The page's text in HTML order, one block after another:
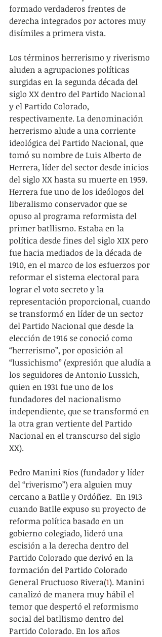
formado verdaderos frentes de
derecha integrados por actores muy
disímiles a primera vista.
Los términos herrerismo y riverismo
aluden a agrupaciones políticas
surgidas en la segunda década del
siglo XX dentro del Partido Nacional
y el Partido Colorado,
respectivamente. La denominación
herrerismo alude a una corriente
ideológica del Partido Nacional, que
tomó su nombre de Luis Alberto de
Herrera, líder del sector desde inicios
del siglo XX hasta su muerte en 1959.
Herrera fue uno de los ideólogos del
liberalismo conservador que se
opuso al programa reformista del
primer batllismo. Estaba en la
política desde fines del siglo XIX pero
fue hacia mediados de la década de
1910, en el marco de los esfuerzos por
reformar el sistema electoral para
lograr el voto secreto y la
representación proporcional, cuando
se transformó en líder de un sector
del Partido Nacional que desde la
elección de 1916 se conoció como
“herrerismo”, por oposición al
“lussichismo” (expresión que aludía a
los seguidores de Antonio Lussich,
quien en 1931 fue uno de los
fundadores del nacionalismo
independiente, que se transformó en
la otra gran vertiente del Partido
Nacional en el transcurso del siglo
XX).
Pedro Manini Ríos (fundador y líder
del “riverismo”) era alguien muy
cercano a Batlle y Ordóñez.  En 1913
cuando Batlle expuso su proyecto de
reforma política basado en un
gobierno colegiado, lideró una
escisión a la derecha dentro del
Partido Colorado que derivó en la
formación del Partido Colorado
General Fructuoso Rivera(1). Manini
canalizó de manera muy hábil el
temor que despertó el reformismo
social del batllismo dentro del
Partido Colorado. En los años